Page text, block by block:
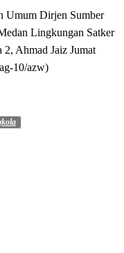
Umum Dirjen Sumber
Lingkungan Satker
2, Ahmad Jaiz Jumat
10/azw)